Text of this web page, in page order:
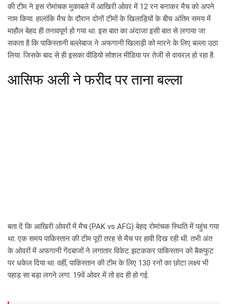
की टीम ने इस रोमांचक मुकाबले में आखिरी ओवर में 12 रन बनाकर मैच को अपने
नाम किया. हालांकि मैच के दौरान दोनों टीमों के खिलाड़ियों के बीच अंतिम समय में
माहौल बेहद ही तनावपूर्ण हो गया था. इस बात का अंदाजा इसी बात से लगाया जा
सकता है कि पाकिस्तानी बल्लेबाज ने अफगानी खिलाड़ी को मारने के लिए बल्ला उठा
लिया. जिसके बाद से ही इसका वीडियो सोशल मीडिया पर तेजी से वायरल हो रहा है.
आसिफ अली ने फरीद पर ताना बल्ला
बता दें कि आखिरी ओवरों में मैच (PAK vs AFG) बेहद रोमांचक स्थिति में पहुंच गया
था. एक समय पाकिस्तान की टीम पूरी तरह से मैच पर हावी दिख रही थी. तभी अंत
के ओवरों में अफगानी गेंदबाजों ने लगातार विकेट झटककर पाकिस्तान को बैकफुट
पर धकेल दिया था. वहीं, पाकिस्तान की टीम के लिए 130 रनों का छोटा लक्ष्य भी
पहाड़ सा बड़ा लगने लगा. 19वें ओवर में तो हद ही हो गई.